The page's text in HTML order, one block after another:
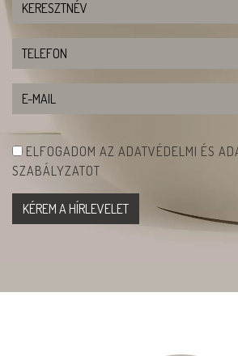
ELFOGADOM AZ ADATVÉDELMI ÉS
SZABÁLYZATOT